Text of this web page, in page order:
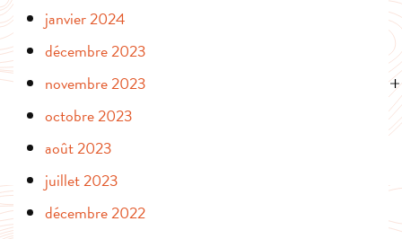
janvier 2024
décembre 2023
novembre 2023
octobre 2023
août 2023
juillet 2023
décembre 2022